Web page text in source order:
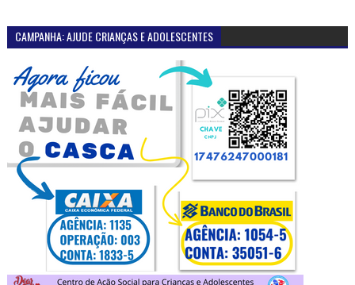
CAMPANHA: AJUDE CRIANÇAS E ADOLESCENTES